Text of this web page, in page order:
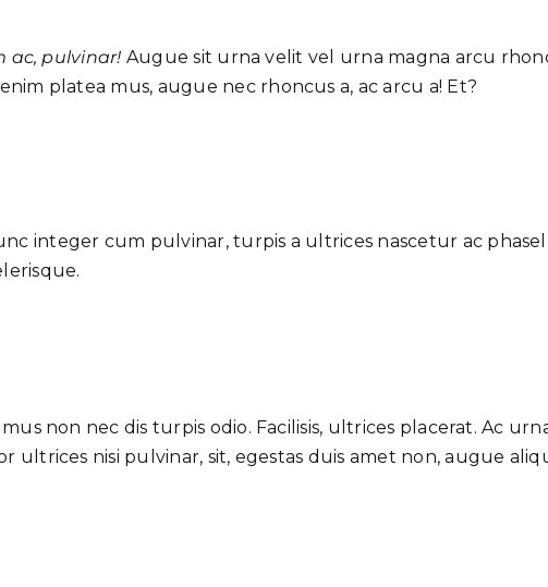
ac, pulvinar! Augue sit urna velit vel urna magna arcu
platea mus, augue nec rhoncus a, ac arcu a! Et?
integer cum pulvinar, turpis a ultrices nascetur ac
non nec dis turpis odio. Facilisis, ultrices placerat. Ac
nisi pulvinar, sit, egestas duis amet non, augue